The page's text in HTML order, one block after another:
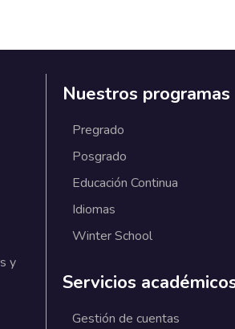
y
Nuestros programas
Pregrado
Posgrado
Educación Continua
Idiomas
Winter School
Servicios
Gestión de cuentas